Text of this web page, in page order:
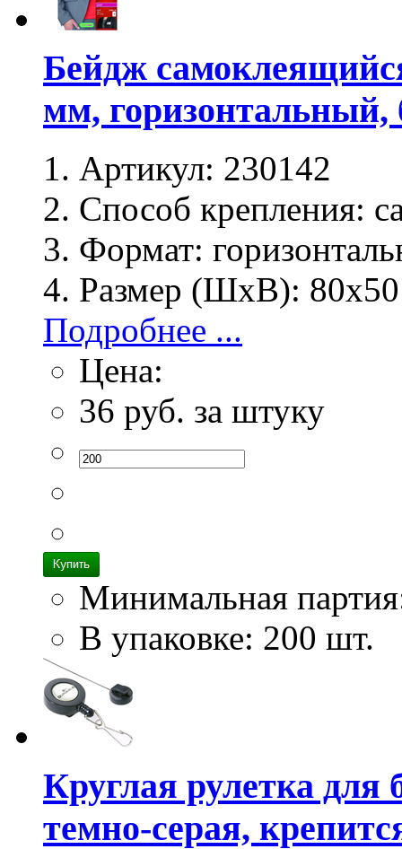
Бейдж
мм, горизонтальный,
Артикул: 230142
Способ крепления:
Формат:
Размер (ШхВ):
Подробнее ...
Цена:
36 руб. за штуку
Минимальная
В упаковке: 200 шт.
Круглая рулетка для
темно-серая,